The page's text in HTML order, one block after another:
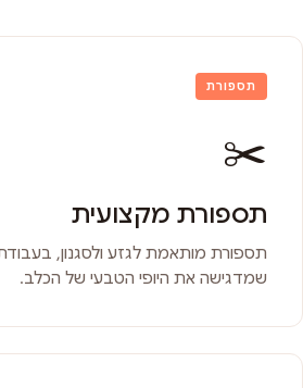
תספורת
✂️
תספורת מקצועית
תספורת מותאמת לגזע ולסגנון,
שמדגישה את היופי הטבעי של הכלב.